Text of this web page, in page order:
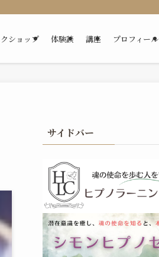
ショップ 体験談 講座 プロフィール
サイドバー